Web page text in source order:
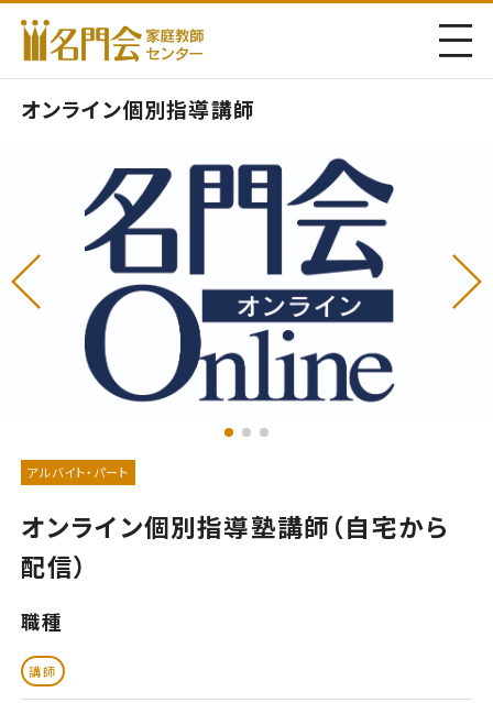
オンライン個別指導講師
アルバイト・パート
オンライン個別指導塾講師（自宅から
配信）
職種
講師